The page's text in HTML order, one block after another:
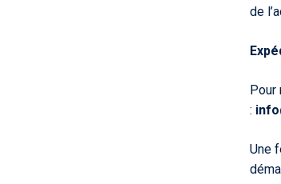
de
Pour
:
Une